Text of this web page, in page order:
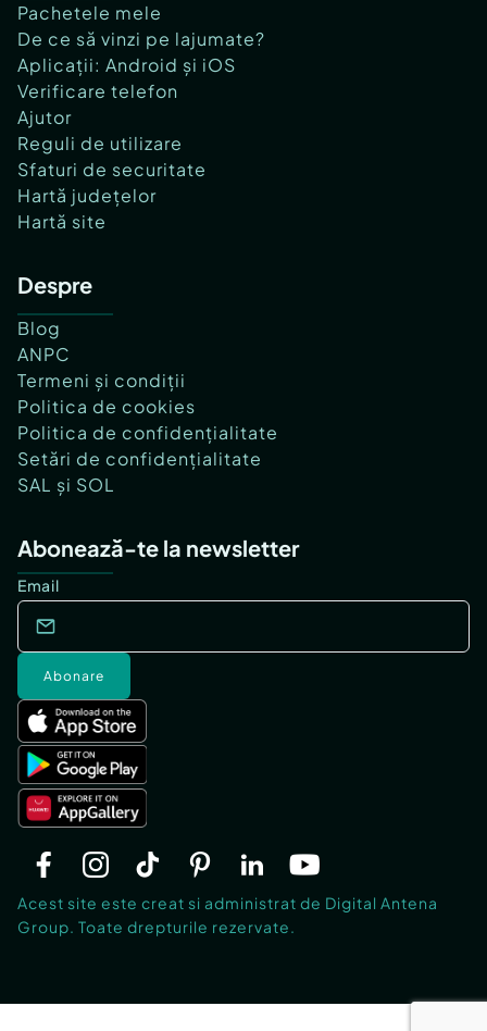
Pachetele mele
De ce să vinzi pe lajumate?
Aplicații: Android și iOS
Verificare telefon
Ajutor
Reguli de utilizare
Sfaturi de securitate
Hartă județelor
Hartă site
Despre
Blog
ANPC
Termeni și condiții
Politica de cookies
Politica de confidențialitate
Setări de confidențialitate
SAL și SOL
Abonează-te la newsletter
Email
Abonare
Acest site este creat si administrat de Digital Antena
Group. Toate drepturile rezervate.